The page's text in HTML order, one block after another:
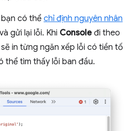
có thể chỉ định nguyên nhân
gửi lại lỗi. Khi Console đi theo
in từng ngăn xếp lỗi có tiền tố
thể tìm thấy lỗi ban đầu.